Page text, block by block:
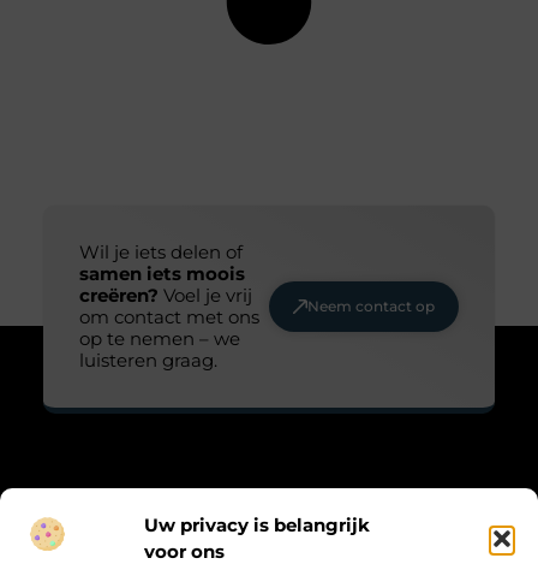
Uw privacy is belangrijk
voor ons
Wil je iets delen of
samen iets moois
creëren? Voel je vrij
om contact met ons
op te nemen – we
luisteren graag.
Neem contact op
“Zacht, krachtig en met aandacht.”